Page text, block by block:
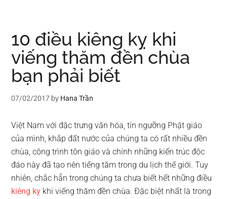
10 điều kiêng kỵ khi
viếng thăm đền chùa
bạn phải biết
07/02/2017 by Hana Trần
Việt Nam với đặc trưng văn hóa, tín ngưỡng Phật giáo
của mình, khắp đất nước của chúng ta có rất nhiều đền
chùa, công trình tôn giáo và chính những kiến trúc độc
đáo này đã tạo nên tiếng tăm trong du lịch thế giới. Tuy
nhiên, chắc hẳn trong chúng ta chưa biết hết những điều
kiêng kỵ khi viếng thăm đền chùa. Đặc biệt nhất là trong